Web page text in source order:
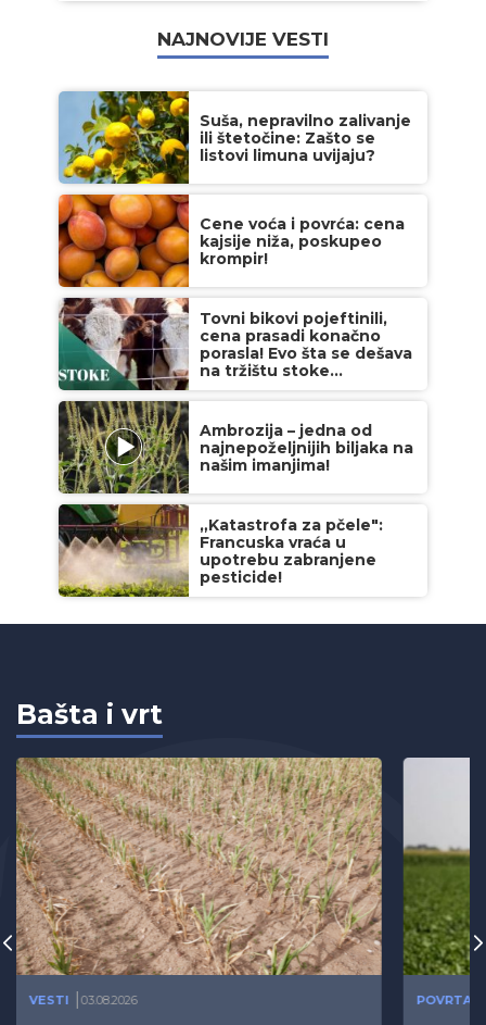
NAJNOVIJE VESTI
Suša, nepravilno zalivanje
ili štetočine: Zašto se
listovi limuna uvijaju?
Cene voća i povrća: cena
kajsije niža, poskupeo
krompir!
Tovni bikovi pojeftinili,
cena prasadi konačno
porasla! Evo šta se dešava
na tržištu stoke...
Ambrozija – jedna od
najnepoželjnijih biljaka na
našim imanjima!
„Katastrofa za pčele":
Francuska vraća u
upotrebu zabranjene
pesticide!
Bašta i vrt
VESTI 03.08.2026